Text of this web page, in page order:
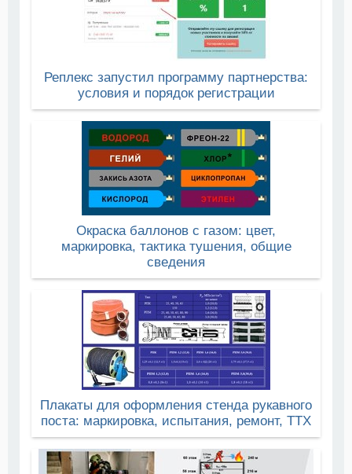
Реплекс запустил программу партнерства:
условия и порядок регистрации
Окраска баллонов с газом: цвет,
маркировка, тактика тушения, общие
сведения
Плакаты для оформления стенда рукавного
поста: маркировка, испытания, ремонт, ТТХ